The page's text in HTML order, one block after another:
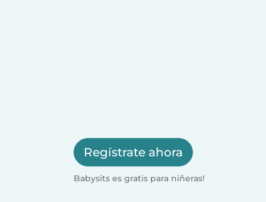
Regístrate ahora
Babysits es gratis para niñeras!